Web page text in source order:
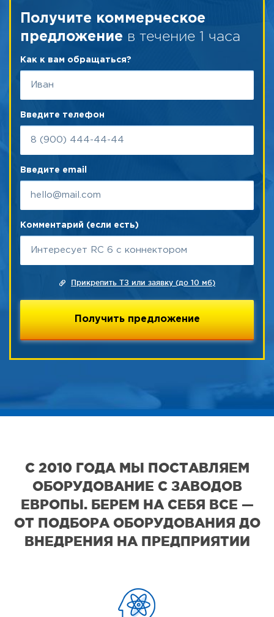
Получите коммерческое
предложение в течение 1 часа
Как к вам обращаться?
Введите телефон
Введите email
Комментарий (если есть)
Прикрепить ТЗ или заявку (до 10 мб)
С 2010 ГОДА МЫ ПОСТАВЛЯЕМ
ОБОРУДОВАНИЕ С ЗАВОДОВ
ЕВРОПЫ. БЕРЕМ НА СЕБЯ ВСЕ —
ОТ ПОДБОРА ОБОРУДОВАНИЯ ДО
ВНЕДРЕНИЯ НА ПРЕДПРИЯТИИ